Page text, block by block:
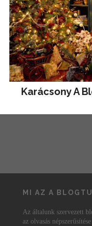
Karácsony A
MI AZ A
Az általunk szervezett
az olvasás